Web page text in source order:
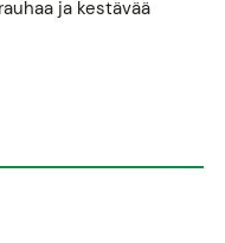
ja kestävää